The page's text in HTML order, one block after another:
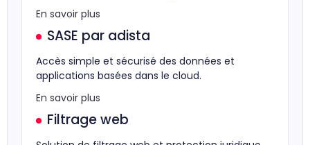
En savoir plus
SASE par adista
Accès simple et sécurisé des données et
applications basées dans le cloud.
En savoir plus
Filtrage web